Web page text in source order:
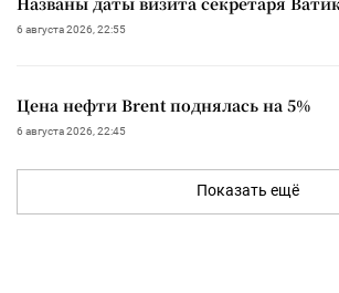
6 августа 2026, 22:55
Цена нефти Brent поднялась на 5%
6 августа 2026, 22:45
Показать ещё